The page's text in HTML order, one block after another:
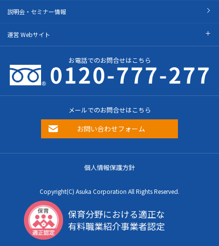
説明会・セミナー情報
運営 Webサイト
お電話でのお問合せはこちら
メールでのお問合せはこちら
お問い合わせフォーム
個人情報保護方針
Copyright(C) Asuka Corporation All Rights Reserved.
保育分野における適正な
有料職業紹介事業者認定